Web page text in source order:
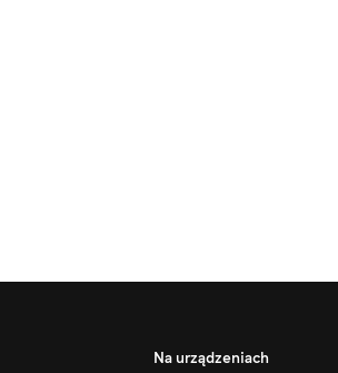
Na urządzeniach